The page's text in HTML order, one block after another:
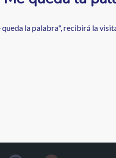
la palabra", recibirá la